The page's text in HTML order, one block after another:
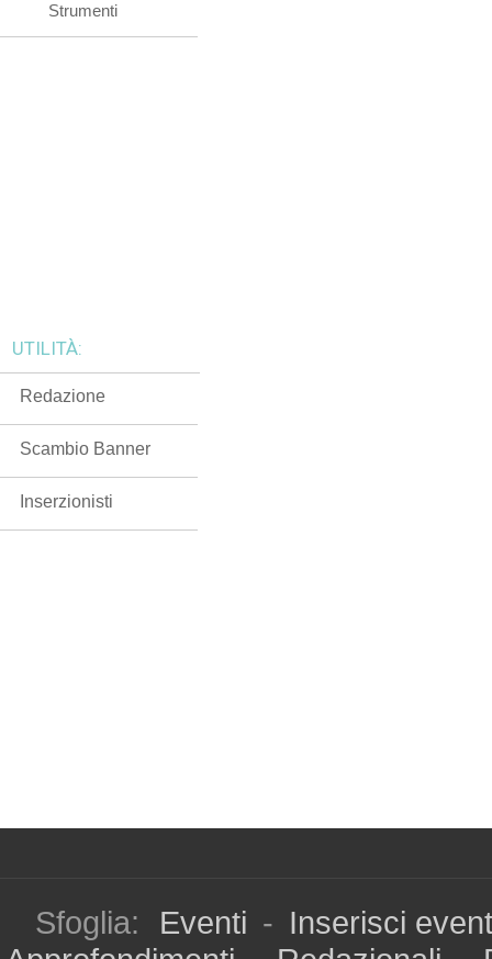
Strumenti
UTILITÀ:
Redazione
Scambio Banner
Inserzionisti
Sfoglia: Eventi - Inserisci